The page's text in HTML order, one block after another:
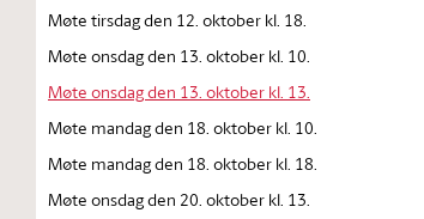
Møte tirsdag den 12. oktober kl. 18.
Møte onsdag den 13. oktober kl. 10.
Møte onsdag den 13. oktober kl. 13.
Møte mandag den 18. oktober kl. 10.
Møte mandag den 18. oktober kl. 18.
Møte onsdag den 20. oktober kl. 13.